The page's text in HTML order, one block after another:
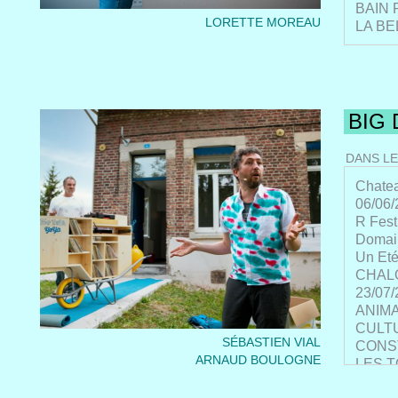
LORETTE MOREAU
BAIN
LA
SÉBASTIEN VIAL
ARNAUD BOULOGNE
BIG
DANS
06/06/
R
Un
23/
LES